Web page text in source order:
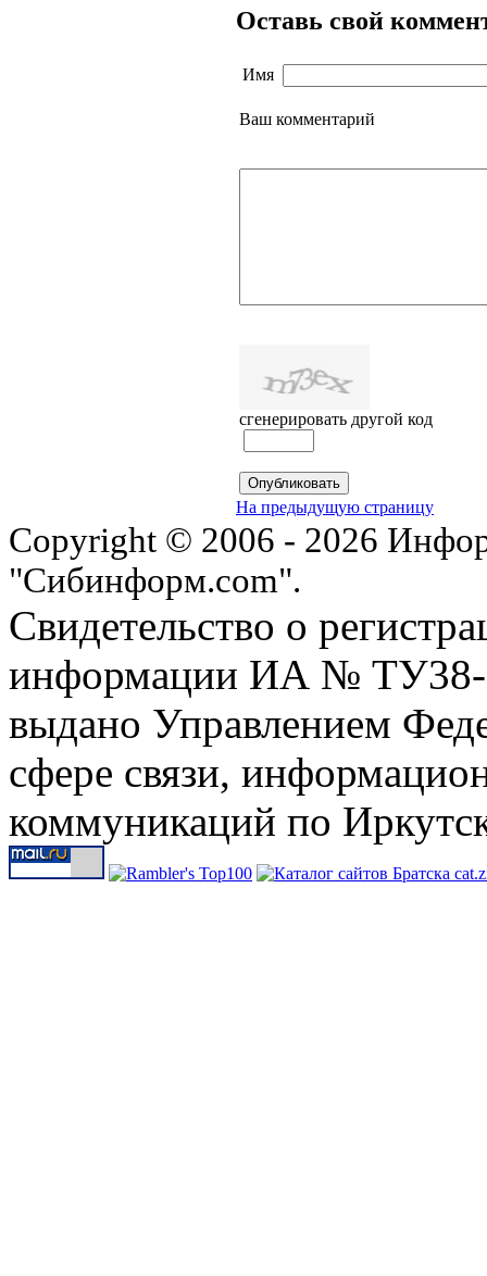
Оставь свой
Имя
Ваш комментарий
сгенерировать другой код
На предыдущую страницу
Copyright © 2006 - 2026
"Сибинформ.com".
Свидетельство о
информации ИА № ТУ38-
выдано Управлением
сфере связи,
коммуникаций по